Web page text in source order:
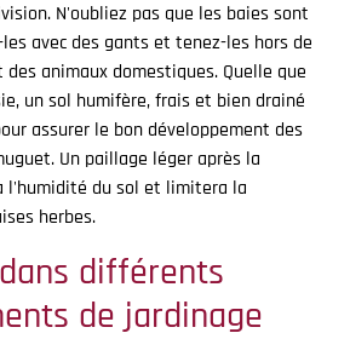
N'oubliez pas que les baies sont
avec des gants et tenez-les hors de
animaux domestiques. Quelle que
un sol humifère, frais et bien drainé
assurer le bon développement des
Un paillage léger après la
l'humidité du sol et limitera la
herbes.
différents
de jardinage